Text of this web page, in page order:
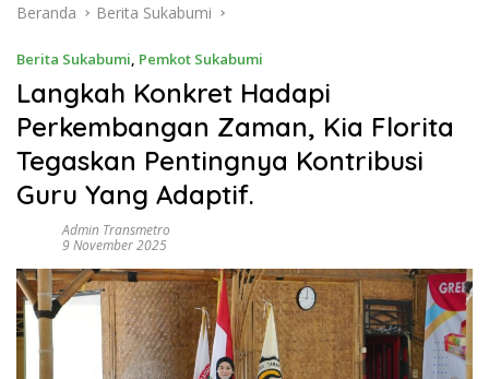
Beranda Berita Sukabumi
Berita Sukabumi, Pemkot Sukabumi
Langkah Konkret Hadapi
Perkembangan Zaman, Kia Florita
Tegaskan Pentingnya Kontribusi
Guru Yang Adaptif.
Admin Transmetro
9 November 2025